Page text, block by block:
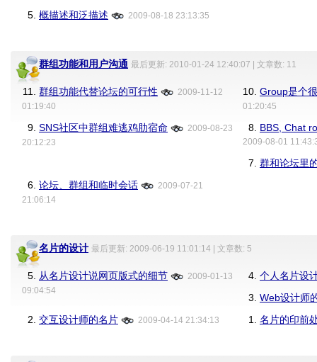
5. 概描述和泛描述 2009-08-18 23:13:35
群组功能和用户沟通 最后更新: 2010-01-24 12:40:07 | 文章数: 11
11. 群组功能代替论坛的可行性
2009-11-12
01:19:40
10. Group是个
01:20:45
9. SNS社区中群组难逃鸡肋宿命
2009-08-23
20:12:23
8. BBS, Chat
2009-08-01
7. 群和论坛里
6. 论坛、群组和临时会话
2009-07-21
21:06:14
名片的设计 最后更新: 2009-06-19 11:01:14 | 文章数: 5
5. 从名片设计说网页版式的细节
2009-01-13
09:04:54
4. 个人名片设
3. Web设计师
2. 交互设计师的名片 2009-04-14 21:34:13 1. 名片的印前